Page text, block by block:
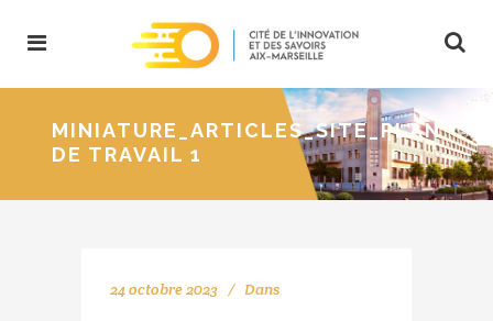
MINIATURE_ARTICLES_SITE_PLAN
DE TRAVAIL 1
24 octobre 2023 Dans